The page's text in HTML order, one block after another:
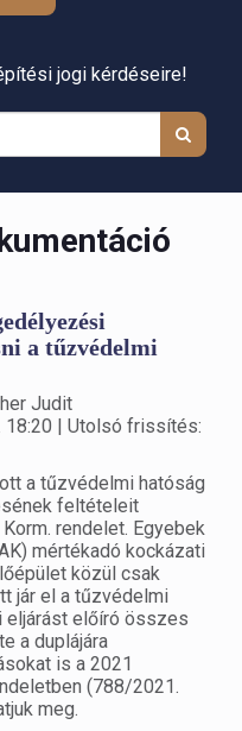
jogi kérdéseire!
a tűzvédelmi
Judit
18:20 | Utolsó frissítés:
a tűzvédelmi hatóság
feltételeit
rendelet. Egyebek
mértékadó kockázati
közül csak
jár el a tűzvédelmi
eljárást előíró összes
a duplájára
is a 2021
(788/2021.
meg.